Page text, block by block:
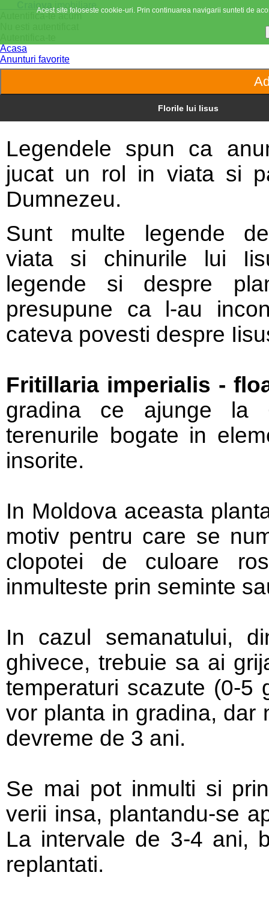
Craiova
imobiliare
Autentifica-te acum
Acasa
Anunturi favorite
Florile lui Iisus
Legendele spun ca
jucat un rol in viata si
Dumnezeu.
Sunt multe legende
viata si chinurile lui
legende si despre
presupune ca l-au
cateva povesti despre
Fritillaria imperialis -
gradina ce ajunge la
terenurile bogate in
insorite.
In Moldova aceasta
motiv pentru care se
clopotei de culoare
inmulteste prin seminte
In cazul semanatului,
ghivece, trebuie sa ai
temperaturi scazute (0-5
vor planta in gradina, dar
devreme de 3 ani.
Se mai pot inmulti si
verii insa, plantandu-se
La intervale de 3-4 ani,
replantati.
Acest site foloseste cookie-uri. Prin continuarea navigarii sunteti de